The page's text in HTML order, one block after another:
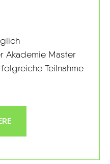
Akademie Master
Teilnahme